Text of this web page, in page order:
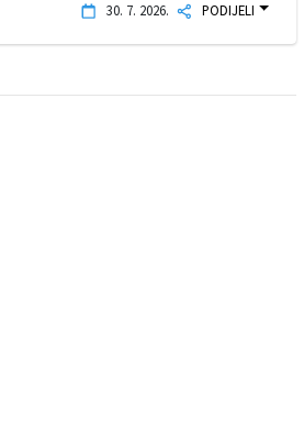
30. 7. 2026. PODIJELI